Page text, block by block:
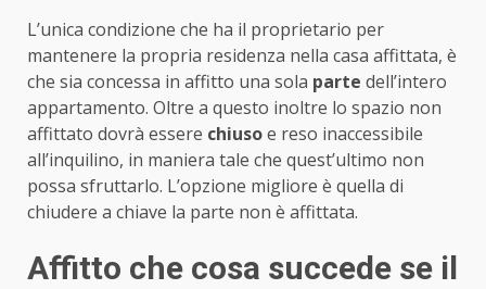
L’unica condizione che ha il proprietario per
mantenere la propria residenza nella casa affittata, è
che sia concessa in affitto una sola parte dell’intero
appartamento. Oltre a questo inoltre lo spazio non
affittato dovrà essere chiusoe reso inaccessibile
all’inquilino, in maniera tale che quest’ultimo non
possa sfruttarlo. L’opzione migliore è quella di
chiudere a chiave la parte non è affittata.
Affitto che cosa succede se il